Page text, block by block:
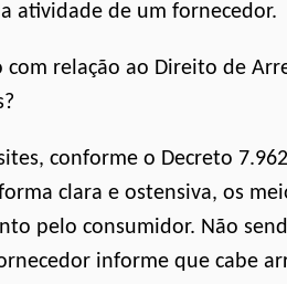
atividade de um fornecedor.
com relação ao Direito de
conforme o Decreto
clara e ostensiva, os
pelo consumidor. Não
informe que cabe